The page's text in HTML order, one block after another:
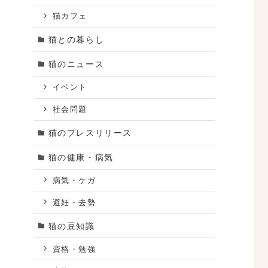
猫カフェ
猫との暮らし
猫のニュース
イベント
社会問題
猫のプレスリリース
猫の健康・病気
病気・ケガ
避妊・去勢
猫の豆知識
資格・勉強